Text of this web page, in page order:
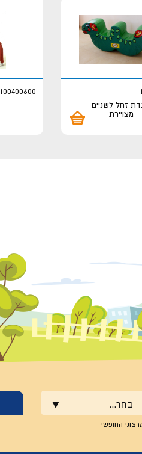
זחל לשניים
מצויירת
100400600
בחר...
החופשי